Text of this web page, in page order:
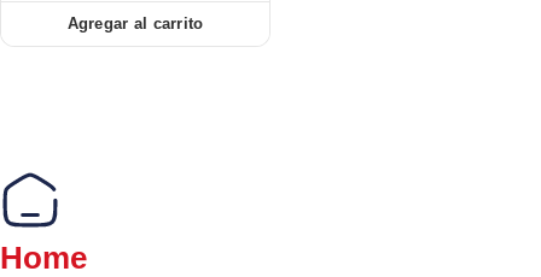
Agregar al carrito
Home